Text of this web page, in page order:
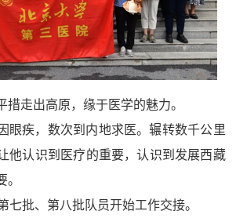
措走出高原，缘于医学的魅力。
眼疾，数次到内地求医。辗转数千公里
他认识到医疗的重要，认识到发展西藏
。
七批、第八批队员开始工作交接。